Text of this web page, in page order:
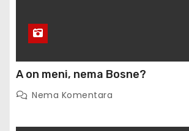
A on meni, nema Bosne?
Nema Komentara